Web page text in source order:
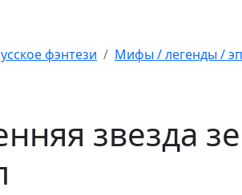
фэнтези Мифы / легенды /
звезда